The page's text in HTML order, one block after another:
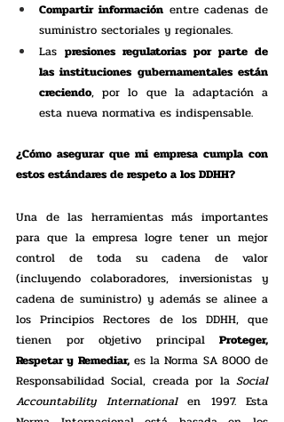
Compartir información entre cadenas de
suministro sectoriales y regionales.
Las presiones regulatorias por parte de
las instituciones gubernamentales están
creciendo, por lo que la adaptación a
esta nueva normativa es indispensable.
¿Cómo asegurar que mi empresa cumpla con
estos estándares de respeto a los DDHH?
Una de las herramientas más importantes
para que la empresa logre tener un mejor
control de toda su cadena de valor
(incluyendo colaboradores, inversionistas y
cadena de suministro) y además se alinee a
los Principios Rectores de los DDHH, que
tienen por objetivo principal Proteger,
Respetar y Remediar, es la Norma SA 8000 de
Responsabilidad Social, creada por la Social
Accountability International en 1997. Esta